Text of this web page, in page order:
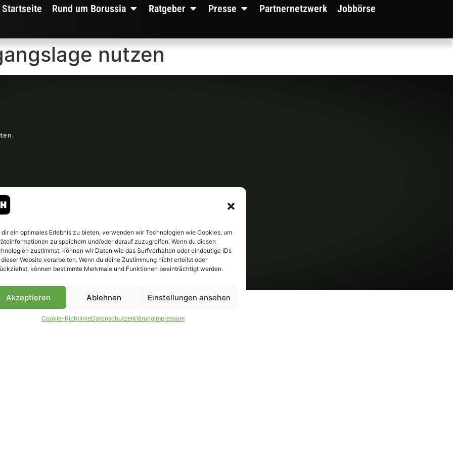
dir ein optimales Erlebnis zu bieten, verwenden wir Technologien wie Cookies, um
zu speichern und/oder darauf zuzugreifen. Wenn du diesen
zustimmst, können wir Daten wie das Surfverhalten oder eindeutige IDs
Website verarbeiten. Wenn du deine Zustimmung nicht erteilst oder
können bestimmte Merkmale und Funktionen beeinträchtigt werden.
Akzeptieren Ablehnen Einstellungen ansehen
Cookie-RichtlinieDatenschutzerklärungImpressum
Startseite Rund um Borussia Ratgeber Presse Partnernetzwerk Jobbörse
nutzen